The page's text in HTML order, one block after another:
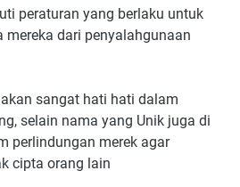
peraturan yang berlaku untuk
dari penyalahgunaan
sangat hati hati dalam
selain nama yang Unik juga di
perlindungan merek agar
cipta orang lain